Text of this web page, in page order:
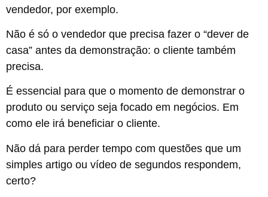
vendedor, por exemplo.
Não é só o vendedor que precisa fazer o “dever de
casa” antes da demonstração: o cliente também
precisa.
É essencial para que o momento de demonstrar o
produto ou serviço seja focado em negócios. Em
como ele irá beneficiar o cliente.
Não dá para perder tempo com questões que um
simples artigo ou vídeo de segundos respondem,
certo?